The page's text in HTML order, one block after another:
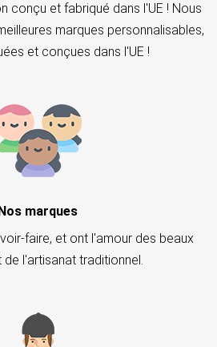
conçu et fabriqué dans l'UE ! Nous
marques personnalisables,
et conçues dans l'UE !
Nos marques
faire, et ont l'amour des beaux
de l'artisanat traditionnel.